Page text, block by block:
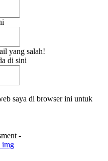
yang salah!
di sini
saya di browser ini untuk
-